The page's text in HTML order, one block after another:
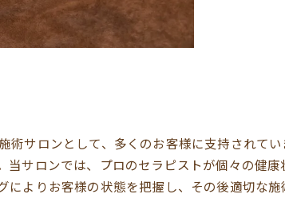
サロンとして、多くのお客様に支持されて
サロンでは、プロのセラピストが個々の健
よりお客様の状態を把握し、その後適切な